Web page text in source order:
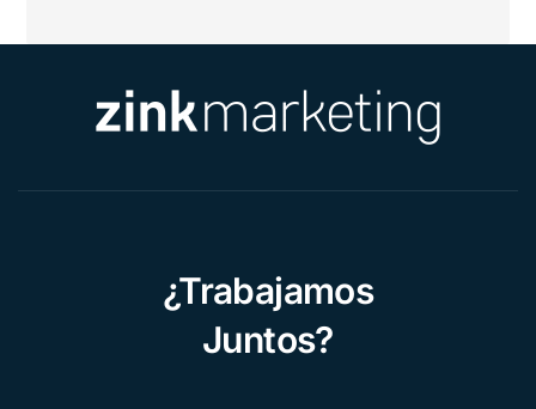
¿Trabajamos
Juntos?